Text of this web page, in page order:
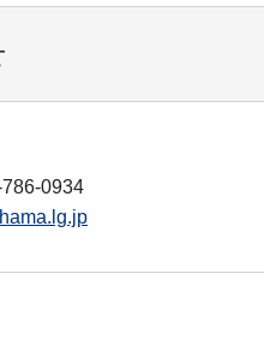
0934